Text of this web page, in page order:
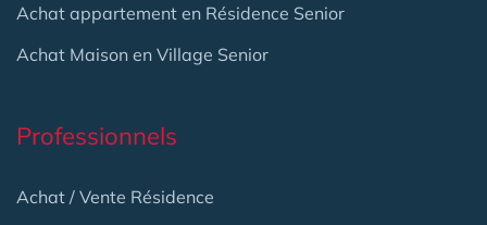
Achat appartement en Résidence Senior
Achat Maison en Village Senior
Professionnels
Achat / Vente Résidence